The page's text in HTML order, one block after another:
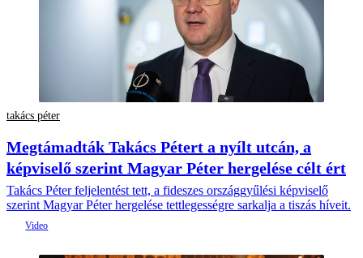
takács péter
Megtámadták Takács Pétert a nyílt utcán, a
képviselő szerint Magyar Péter hergelése célt ért
Takács Péter feljelentést tett, a fideszes országgyűlési képviselő
szerint Magyar Péter hergelése tettlegességre sarkalja a tiszás híveit.